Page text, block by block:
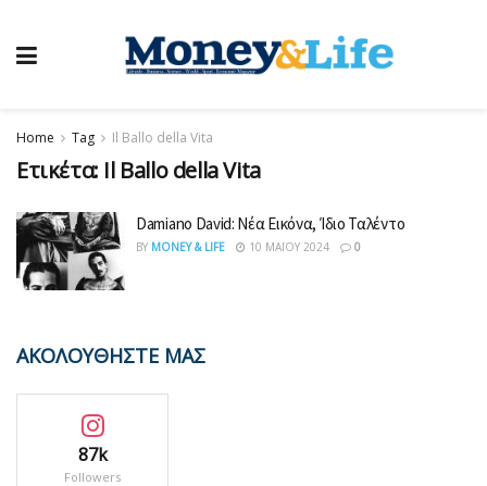
Home Tag Il Ballo della Vita
Ετικέτα: Il Ballo della Vita
Damiano David: Νέα Εικόνα, Ίδιο Ταλέντο
BY MONEY & LIFE 10 ΜΑΪ́ΟΥ 2024 0
ΑΚΟΛΟΥΘΗΣΤΕ ΜΑΣ
87k
Followers